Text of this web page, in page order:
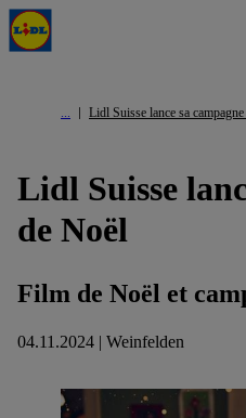
Lidl Suisse lance sa
Lidl Suisse
de Noël
Film de Noël et
04.11.2024 | Weinfelden